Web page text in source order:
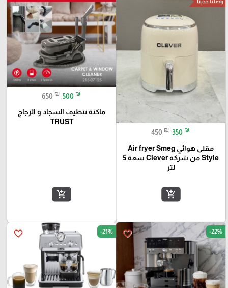
وصلنا حديثاً
450 ₪ 350 ₪
مقلى هوائي Air fryer Smeg
Style من شركة Clever سعة 5
لتر
add_shopping_cart
650 ₪ 500 ₪
ماكنة تنظيف السجاد و الزجاج
TRUST
add_shopping_cart
favorite_border -22%
favorite_border -21%